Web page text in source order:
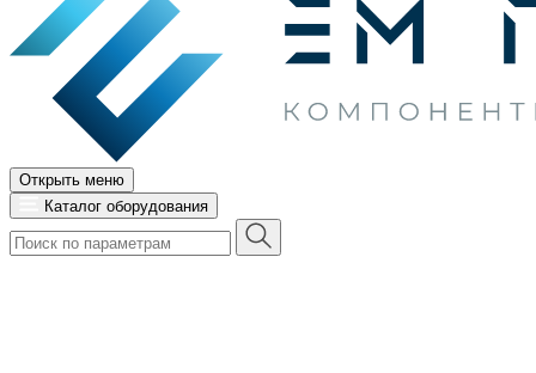
Открыть меню
Каталог оборудования